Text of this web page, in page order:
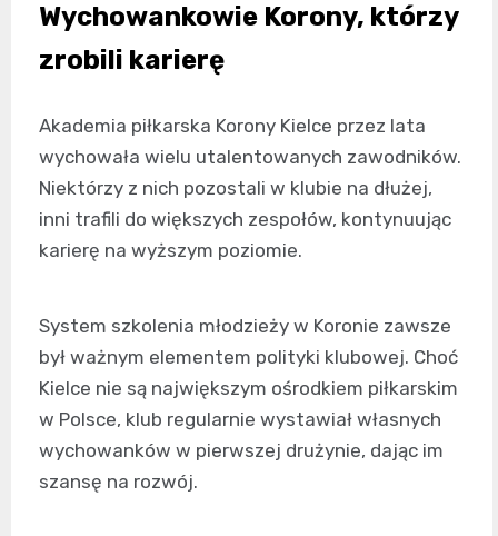
Wychowankowie Korony, którzy
zrobili karierę
Akademia piłkarska Korony Kielce przez lata
wychowała wielu utalentowanych zawodników.
Niektórzy z nich pozostali w klubie na dłużej,
inni trafili do większych zespołów, kontynuując
karierę na wyższym poziomie.
System szkolenia młodzieży w Koronie zawsze
był ważnym elementem polityki klubowej. Choć
Kielce nie są największym ośrodkiem piłkarskim
w Polsce, klub regularnie wystawiał własnych
wychowanków w pierwszej drużynie, dając im
szansę na rozwój.